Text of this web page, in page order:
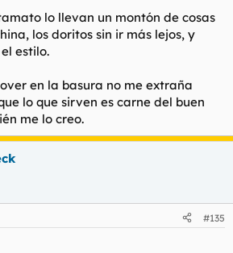
directamente ligado con la obesidad
se cree. La Federation of American
Biology (FASEB), la Organización
del glutamato como ingrediente
apto para el consumo humano.
lo llevan un montón de cosas
los doritos sin ir más lejos, y
estilo.
en la basura no me extraña
lo que sirven es carne del buen
me lo creo.
#135